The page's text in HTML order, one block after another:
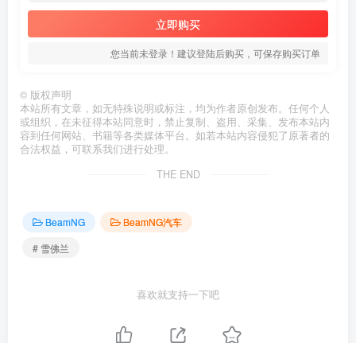
立即购买
您当前未登录！建议登陆后购买，可保存购买订单
© 版权声明
本站所有文章，如无特殊说明或标注，均为作者原创发布。任何个人
或组织，在未征得本站同意时，禁止复制、盗用、采集、发布本站内
容到任何网站、书籍等各类媒体平台。如若本站内容侵犯了原著者的
合法权益，可联系我们进行处理。
THE END
BeamNG
BeamNG汽车
# 雪佛兰
喜欢就支持一下吧